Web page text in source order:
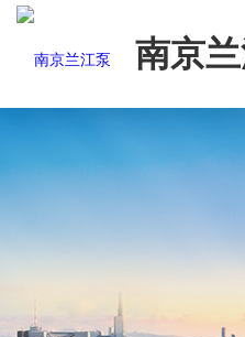
南京